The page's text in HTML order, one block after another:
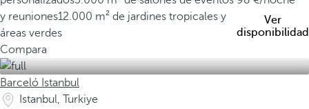
y reuniones12.000 m² de jardines tropicales y
áreas verdes
Ver
disponibilidad
Compara
Barceló Istanbul
Istanbul, Turkiye